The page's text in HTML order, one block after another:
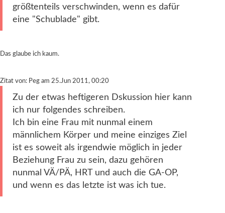
größtenteils verschwinden, wenn es dafür
eine "Schublade" gibt.
Das glaube ich kaum.
Zitat von: Peg am 25.Jun 2011, 00:20
Zu der etwas heftigeren Dskussion hier kann
ich nur folgendes schreiben.
Ich bin eine Frau mit nunmal einem
männlichem Körper und meine einziges Ziel
ist es soweit als irgendwie möglich in jeder
Beziehung Frau zu sein, dazu gehören
nunmal VÄ/PÄ, HRT und auch die GA-OP,
und wenn es das letzte ist was ich tue.